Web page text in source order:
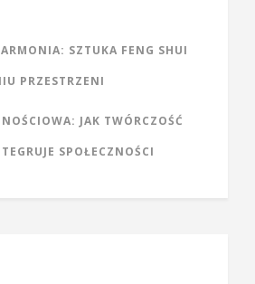
SZTUKA FENG SHUI
PRZESTRZENI
JAK TWÓRCZOŚĆ
SPOŁECZNOŚCI